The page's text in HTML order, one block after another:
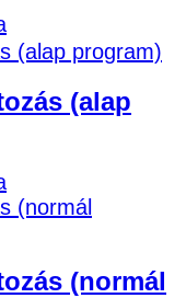
(alap
(normál